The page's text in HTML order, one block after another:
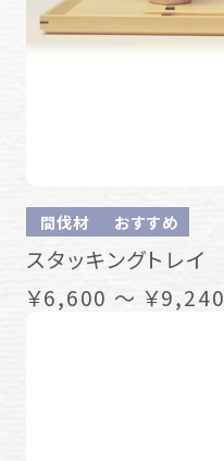
間伐材 おすすめ
スタッキングトレイ
￥6,600 ～ ￥9,240